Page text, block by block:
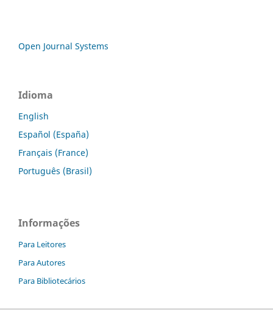
Open Journal Systems
Idioma
English
Español (España)
Français (France)
Português (Brasil)
Informações
Para Leitores
Para Autores
Para Bibliotecários